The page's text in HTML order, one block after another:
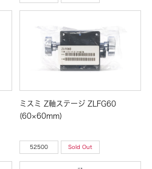
ミスミ Z軸ステージ ZLFG60
(60×60mm)
52500 Sold Out